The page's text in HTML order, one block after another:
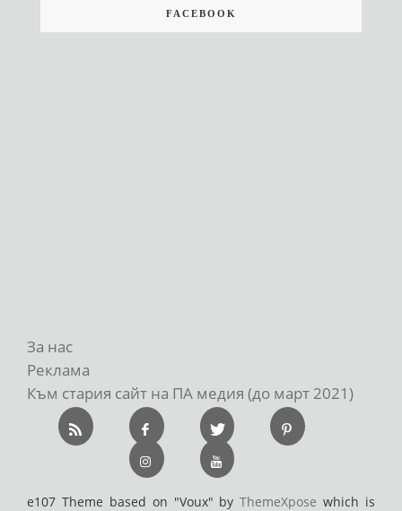
FACEBOOK
За нас
Реклама
Към стария сайт на ПА медия (до март 2021)
e107 Theme based on "Voux" byThemeXpose which is